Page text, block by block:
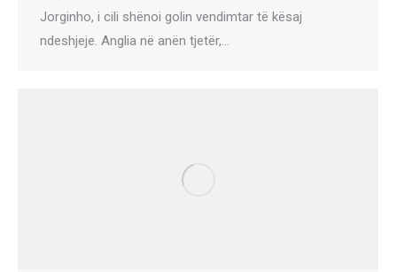
Jorginho, i cili shënoi golin vendimtar të kësaj
ndeshjeje. Anglia në anën tjetër,…